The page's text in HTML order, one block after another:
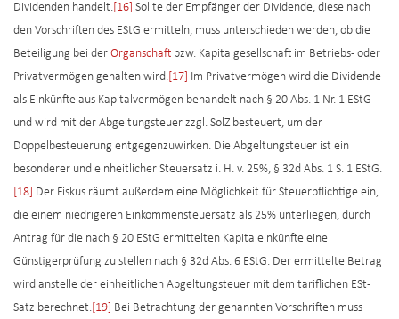
Dividenden handelt. [16] Sollte der Empfänger der Dividende, diese nach
den Vorschriften des EStG ermitteln, muss unterschieden werden, ob die
Beteiligung bei der Organschaft bzw. Kapitalgesellschaft im Betriebs- oder
Privatvermögen gehalten wird. [17] Im Privatvermögen wird die Dividende
als Einkünfte aus Kapitalvermögen behandelt nach § 20 Abs. 1 Nr. 1 EStG
und wird mit der Abgeltungsteuer zzgl. SolZ besteuert, um der
Doppelbesteuerung entgegenzuwirken. Die Abgeltungsteuer ist ein
besonderer und einheitlicher Steuersatz i. H. v. 25%, § 32d Abs. 1 S. 1 EStG.
[18] Der Fiskus räumt außerdem eine Möglichkeit für Steuerpflichtige ein,
die einem niedrigeren Einkommensteuersatz als 25% unterliegen, durch
Antrag für die nach § 20 EStG ermittelten Kapitaleinkünfte eine
Günstigerprüfung zu stellen nach § 32d Abs. 6 EStG. Der ermittelte Betrag
wird anstelle der einheitlichen Abgeltungsteuer mit dem tariflichen ESt-
Satz berechnet. [19] Bei Betrachtung der genannten Vorschriften muss